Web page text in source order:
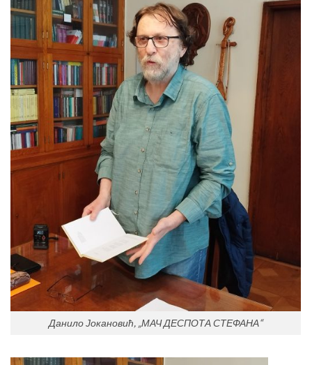
Данило Јокановић, „МАЧ ДЕСПОТА СТЕФАНА“